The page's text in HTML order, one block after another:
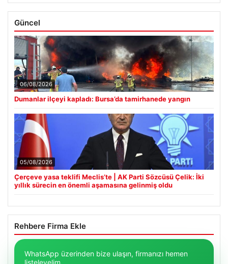
Güncel
06/08/2026
Dumanlar ilçeyi kapladı: Bursa’da tamirhanede yangın
05/08/2026
Çerçeve yasa teklifi Meclis’te | AK Parti Sözcüsü Çelik: İki
yıllık sürecin en önemli aşamasına gelinmiş oldu
Rehbere Firma Ekle
WhatsApp üzerinden bize ulaşın, firmanızı hemen
listeleyelim.